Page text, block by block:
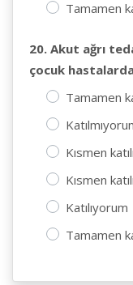
Tamamen
20. Akut ağrı
çocuk hastalarda
Tamamen
Kısmen
Kısmen
Katılıyorum
Tamamen